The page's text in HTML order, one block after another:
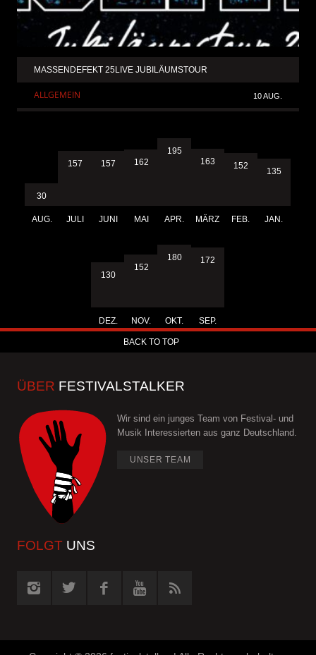
MASSENDEFEKT 25LIVE JUBILÄUMSTOUR
ALLGEMEIN 10 AUG.
30
AUG.
157
JULI
157
JUNI
162
MAI
195
APR.
163
MÄRZ
152
FEB.
135
JAN.
130
DEZ.
152
NOV.
180
OKT.
172
SEP.
BACK TO TOP
ÜBER FESTIVALSTALKER
Wir sind ein junges Team von Festival- und
Musik Interessierten aus ganz Deutschland.
UNSER TEAM
FOLGT UNS